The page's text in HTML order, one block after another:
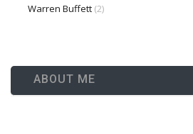
Warren Buffett (2)
ABOUT ME